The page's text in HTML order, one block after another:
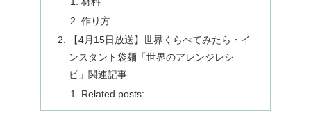
作り方
【4月15日放送】世界くらべてみたら・イ
ンスタント袋麺「世界のアレンジレシ
ピ」関連記事
Related posts: